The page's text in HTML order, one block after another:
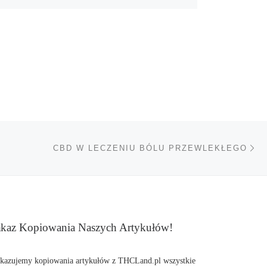
CBD W LECZENIU BÓLU PRZEWLEKŁEGO
Kopiowania Naszych Artykułów!
kopiowania artykułów z THCLand.pl wszystkie